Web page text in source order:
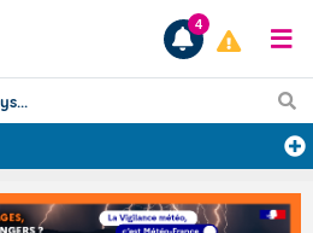
Prévisions
4